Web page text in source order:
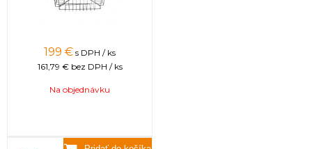
199 € s DPH / ks
161,79 € bez DPH / ks
Na objednávku